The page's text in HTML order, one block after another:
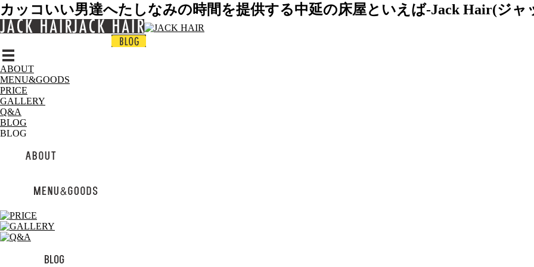
カッコいい男達へたしなみの時間を提供する中延の床屋といえば-Jack Hair(ジャ
ABOUT
MENU&GOODS
PRICE
GALLERY
Q&A
BLOG
BLOG